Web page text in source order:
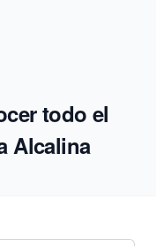
todo el
Alcalina